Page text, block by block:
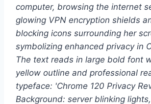
computer, browsing the internet
glowing VPN encryption shields
blocking icons surrounding her
symbolizing enhanced privacy in
The text reads in large bold font
yellow outline and professional
typeface: 'Chrome 120 Privacy
Background: server blinking